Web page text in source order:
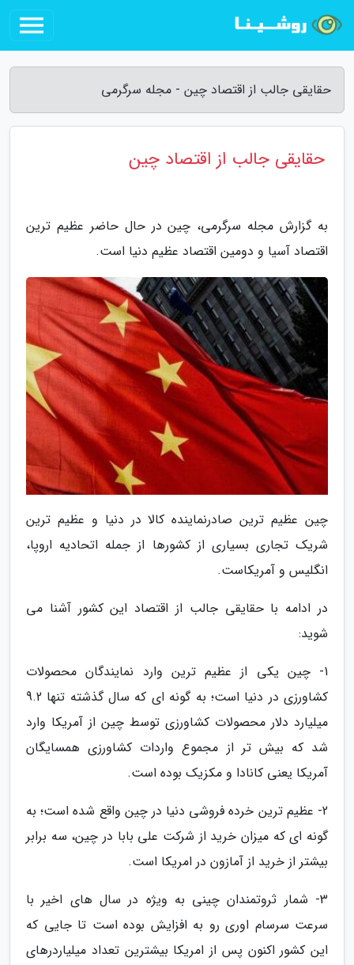
حقایقی جالب از اقتصاد چین - مجله سرگرمی
حقایقی جالب از اقتصاد چین
به گزارش مجله سرگرمی، چین در حال حاضر عظیم ترین
اقتصاد آسیا و دومین اقتصاد عظیم دنیا است.
چین عظیم ترین صادرنماینده کالا در دنیا و عظیم ترین
شریک تجاری بسیاری از کشورها از جمله اتحادیه اروپا،
انگلیس و آمریکاست.
در ادامه با حقایقی جالب از اقتصاد این کشور آشنا می
شوید:
1- چین یکی از عظیم ترین وارد نمایندگان محصولات
کشاورزی در دنیا است؛ به گونه ای که سال گذشته تنها 9.2
میلیارد دلار محصولات کشاورزی توسط چین از آمریکا وارد
شد که بیش تر از مجموع واردات کشاورزی همسایگان
آمریکا یعنی کانادا و مکزیک بوده است.
2- عظیم ترین خرده فروشی دنیا در چین واقع شده است؛ به
گونه ای که میزان خرید از شرکت علی بابا در چین، سه برابر
بیشتر از خرید از آمازون در امریکا است.
3- شمار ثروتمندان چینی به ویژه در سال های اخیر با
سرعت سرسام اوری رو به افزایش بوده است تا جایی که
این کشور اکنون پس از امریکا بیشترین تعداد میلیاردرهای